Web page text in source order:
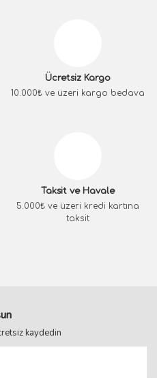
Ücretsiz Kargo
10.000₺ ve üzeri kargo bedava
Taksit ve Havale
5.000₺ ve üzeri kredi kartına
taksit
kaydedin